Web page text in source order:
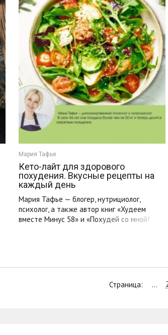
Мария Тафье
Кето-лайт для здорового
похудения. Вкусные рецепты на
каждый день
Мария Тафье — блогер, нутрициолог,
психолог, а также автор книг «Худеем
вместе Минус 58» и «Похудей со мной!
Страница: ...